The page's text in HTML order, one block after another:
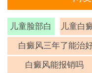
儿童脸部白
斑
儿童白
白癜风三年了能治
白癜风能报销吗